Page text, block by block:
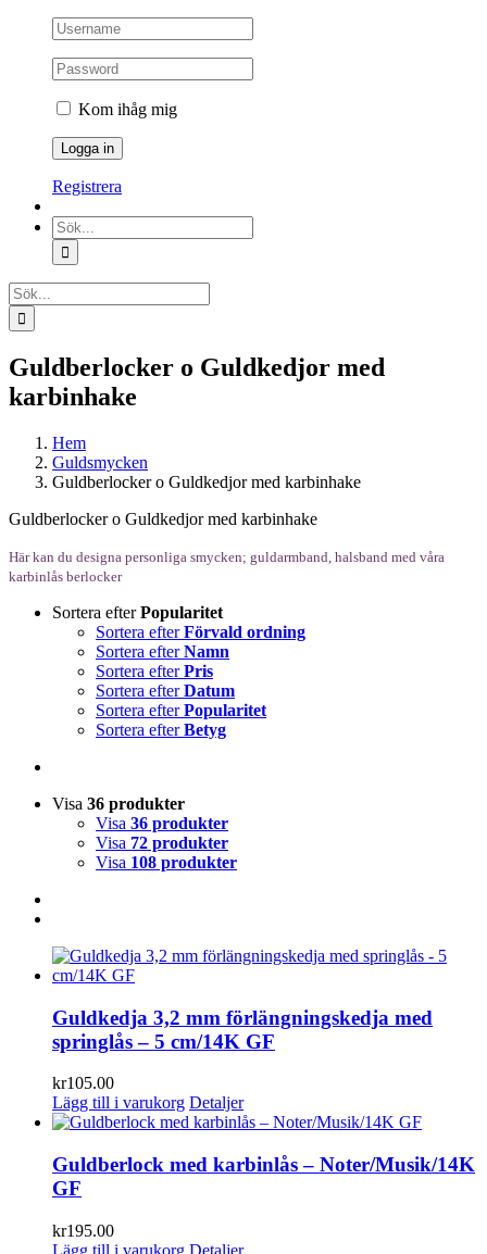
Kom ihåg mig
Registrera
Sök
efter:
Sök
efter:
Guldberlocker o Guldkedjor med
karbinhake
Hem
Guldsmycken
Guldberlocker o Guldkedjor med karbinhake
Guldberlocker o Guldkedjor med karbinhake
Här kan du designa personliga smycken; guldarmband, halsband med våra
karbinlås berlocker
Sortera efterPopularitet
Sortera efterFörvald ordning
Sortera efterNamn
Sortera efterPris
Sortera efterDatum
Sortera efterPopularitet
Sortera efterBetyg
Visa 36 produkter
Visa 36 produkter
Visa 72 produkter
Visa 108 produkter
Guldkedja 3,2 mm förlängningskedja med
springlås – 5 cm/14K GF
kr105.00
Lägg till i varukorg Detaljer
Guldberlock med karbinlås – Noter/Musik/14K
GF
kr195.00
Lägg till i varukorg Detaljer